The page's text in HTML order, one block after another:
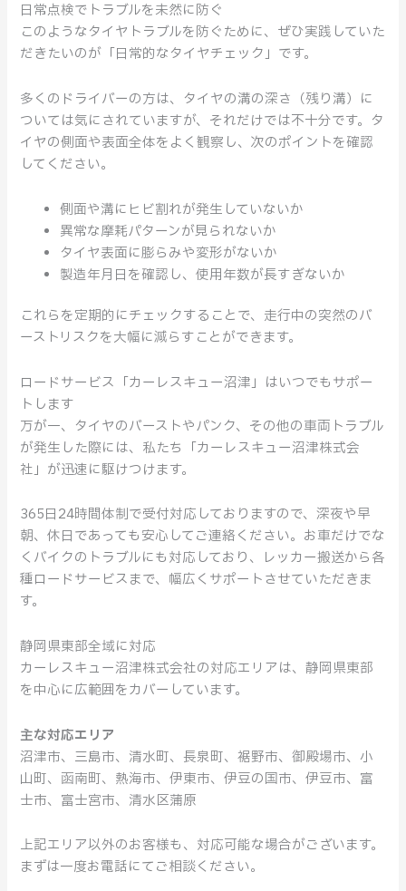
日常点検でトラブルを未然に防ぐ
このようなタイヤトラブルを防ぐために、ぜひ実践していた
だきたいのが「日常的なタイヤチェック」です。
多くのドライバーの方は、タイヤの溝の深さ（残り溝）に
ついては気にされていますが、それだけでは不十分です。タ
イヤの側面や表面全体をよく観察し、次のポイントを確認
してください。
側面や溝にヒビ割れが発生していないか
異常な摩耗パターンが見られないか
タイヤ表面に膨らみや変形がないか
製造年月日を確認し、使用年数が長すぎないか
これらを定期的にチェックすることで、走行中の突然のバ
ーストリスクを大幅に減らすことができます。
ロードサービス「カーレスキュー沼津」はいつでもサポー
トします
万が一、タイヤのバーストやパンク、その他の車両トラブル
が発生した際には、私たち「カーレスキュー沼津株式会
社」が迅速に駆けつけます。
365日24時間体制で受付対応しておりますので、深夜や早
朝、休日であっても安心してご連絡ください。お車だけでな
くバイクのトラブルにも対応しており、レッカー搬送から各
種ロードサービスまで、幅広くサポートさせていただきま
す。
静岡県東部全域に対応
カーレスキュー沼津株式会社の対応エリアは、静岡県東部
を中心に広範囲をカバーしています。
主な対応エリア
沼津市、三島市、清水町、長泉町、裾野市、御殿場市、小
山町、函南町、熱海市、伊東市、伊豆の国市、伊豆市、富
士市、富士宮市、清水区蒲原
上記エリア以外のお客様も、対応可能な場合がございます。
まずは一度お電話にてご相談ください。